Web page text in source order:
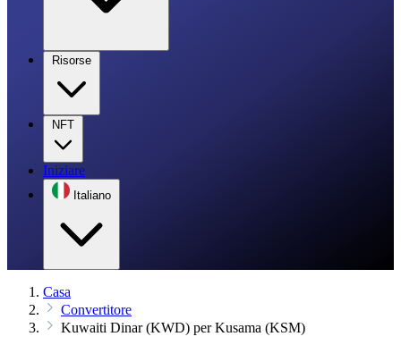
Risorse
NFT
Iniziare
Italiano
Casa
Convertitore
Kuwaiti Dinar (KWD) per Kusama (KSM)